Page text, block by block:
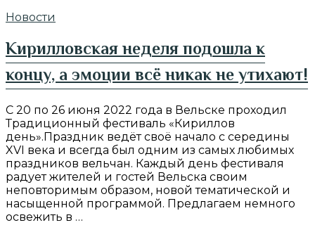
Новости
Кирилловская неделя подошла к
концу, а эмоции всё никак не утихают!
С 20 по 26 июня 2022 года в Вельске проходил
Традиционный фестиваль «Кириллов
день».Праздник ведёт своё начало с cередины
XVI века и всегда был одним из самых любимых
праздников вельчан. Каждый день фестиваля
радует жителей и гостей Вельска своим
неповторимым образом, новой тематической и
насыщенной программой. Предлагаем немного
освежить в …